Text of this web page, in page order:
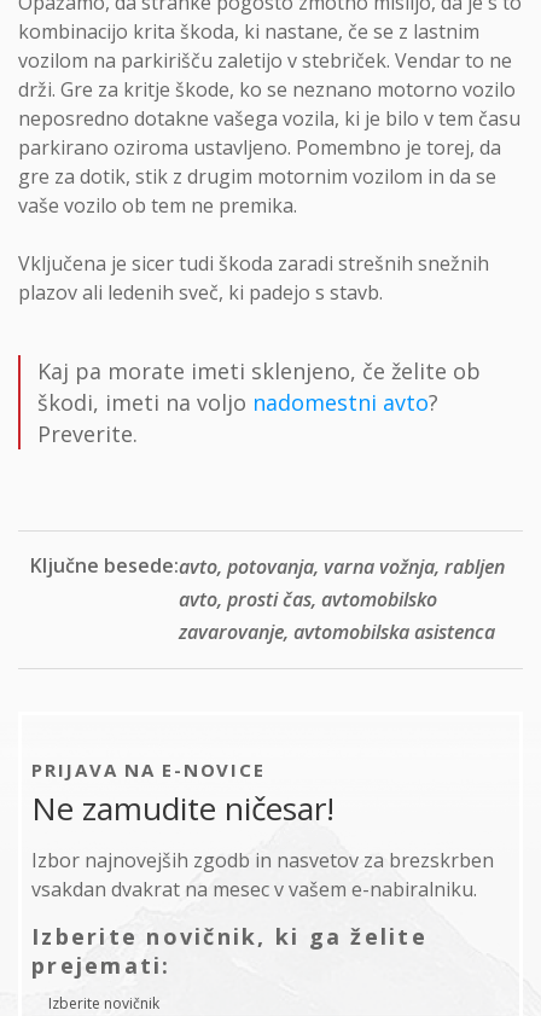
kombinacijo krita škoda, ki nastane, če se z lastnim
vozilom na parkirišču zaletijo v stebriček. Vendar to ne
drži. Gre za kritje škode, ko se neznano motorno vozilo
neposredno dotakne vašega vozila, ki je bilo v tem času
parkirano oziroma ustavljeno. Pomembno je torej, da
gre za dotik, stik z drugim motornim vozilom in da se
vaše vozilo ob tem ne premika.
Vključena je sicer tudi škoda zaradi strešnih snežnih
plazov ali ledenih sveč, ki padejo s stavb.
Kaj pa morate imeti sklenjeno, če želite ob
škodi, imeti na voljo nadomestni avto?
Preverite.
Ključne besede:avto, potovanja, varna vožnja, rabljen
avto, prosti čas, avtomobilsko
zavarovanje, avtomobilska asistenca
PRIJAVA NA E-NOVICE
Ne zamudite ničesar!
Izbor najnovejših zgodb in nasvetov za brezskrben
vsakdan dvakrat na mesec v vašem e-nabiralniku.
Izberite novičnik, ki ga želite
prejemati:
Izberite novičnik